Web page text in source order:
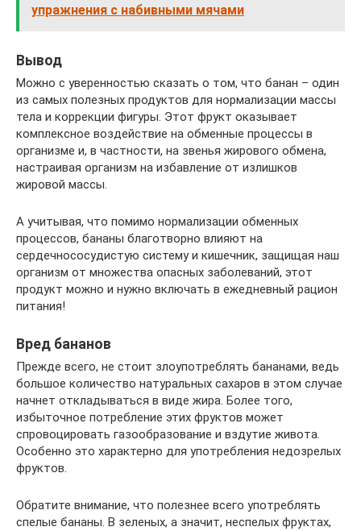
упражнения с набивными мячами
Вывод
Можно с уверенностью сказать о том, что банан – один
из самых полезных продуктов для нормализации массы
тела и коррекции фигуры. Этот фрукт оказывает
комплексное воздействие на обменные процессы в
организме и, в частности, на звенья жирового обмена,
настраивая организм на избавление от излишков
жировой массы.
А учитывая, что помимо нормализации обменных
процессов, бананы благотворно влияют на
сердечнососудистую систему и кишечник, защищая наш
организм от множества опасных заболеваний, этот
продукт можно и нужно включать в ежедневный рацион
питания!
Вред бананов
Прежде всего, не стоит злоупотреблять бананами, ведь
большое количество натуральных сахаров в этом случае
начнет откладываться в виде жира. Более того,
избыточное потребление этих фруктов может
спровоцировать газообразование и вздутие живота.
Особенно это характерно для употребления недозрелых
фруктов.
Обратите внимание, что полезнее всего употреблять
спелые бананы. В зеленых, а значит, неспелых фруктах,